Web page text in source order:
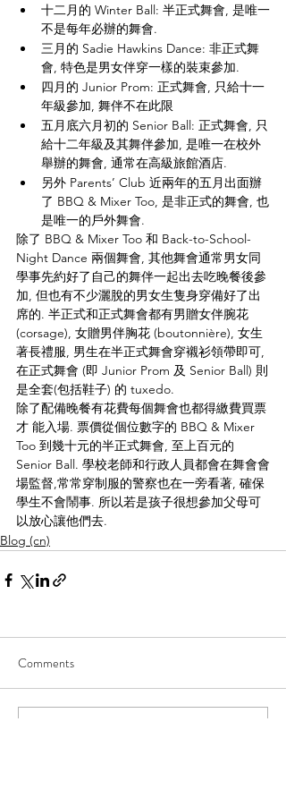
十二月的 Winter Ball: 半正式舞會, 是唯一
不是每年必辦的舞會.
三月的 Sadie Hawkins Dance: 非正式舞
會, 特色是男女伴穿一樣的裝束參加.
四月的 Junior Prom: 正式舞會, 只給十一
年級參加, 舞伴不在此限
五月底六月初的 Senior Ball: 正式舞會, 只
給十二年級及其舞伴參加, 是唯一在校外
舉辦的舞會, 通常在高級旅館酒店.
另外 Parents’ Club 近兩年的五月出面辦
了 BBQ & Mixer Too, 是非正式的舞會, 也
是唯一的戶外舞會.
除了 BBQ & Mixer Too 和 Back-to-School-
Night Dance 兩個舞會, 其他舞會通常男女同
學事先約好了自己的舞伴一起出去吃晚餐後參
加, 但也有不少灑脫的男女生隻身穿備好了出
席的. 半正式和正式舞會都有男贈女伴腕花
(corsage), 女贈男伴胸花 (boutonnière), 女生
著長禮服, 男生在半正式舞會穿襯衫領帶即可,
在正式舞會 (即 Junior Prom 及 Senior Ball) 則
是全套(包括鞋子) 的 tuxedo.
除了配備晚餐有花費每個舞會也都得繳費買票
才 能入場. 票價從個位數字的 BBQ & Mixer
Too 到幾十元的半正式舞會, 至上百元的
Senior Ball. 學校老師和行政人員都會在舞會會
場監督,常常穿制服的警察也在一旁看著, 確保
學生不會鬧事. 所以若是孩子很想參加父母可
以放心讓他們去.
Blog (cn)
Comments